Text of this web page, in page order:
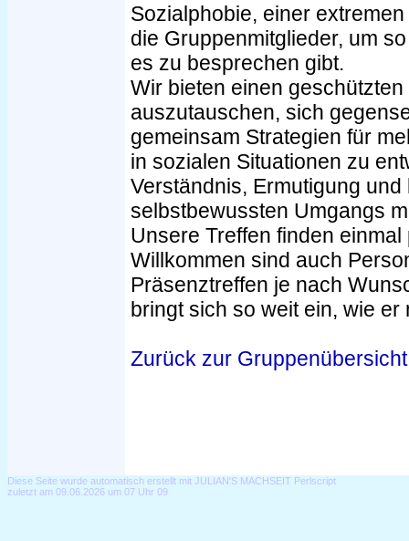
Sozialphobie, einer
die Gruppenmitglieder, um
es zu besprechen gibt.
Wir bieten einen
auszutauschen, sich
gemeinsam Strategien für
in sozialen Situationen zu
Verständnis, Ermutigung
selbstbewussten Umgangs
Unsere Treffen finden
Willkommen sind auch
Präsenztreffen je nach
bringt sich so weit ein, wie er
Zurück zur Gruppenübersicht
Diese Seite wurde automatisch erstellt mit JULIAN'S MACHSEIT Perlscript
zuletzt am 09.06.2026 um 07 Uhr 09